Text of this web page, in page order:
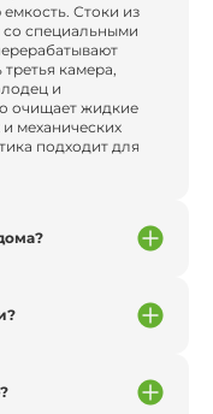
Стоки из
со специальными
камера,
и
очищает жидкие
механических
подходит для